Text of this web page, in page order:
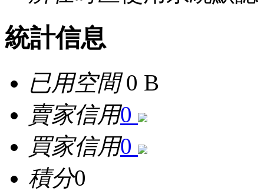
統計信息
已用空間0 B
賣家信用0
買家信用0
積分0